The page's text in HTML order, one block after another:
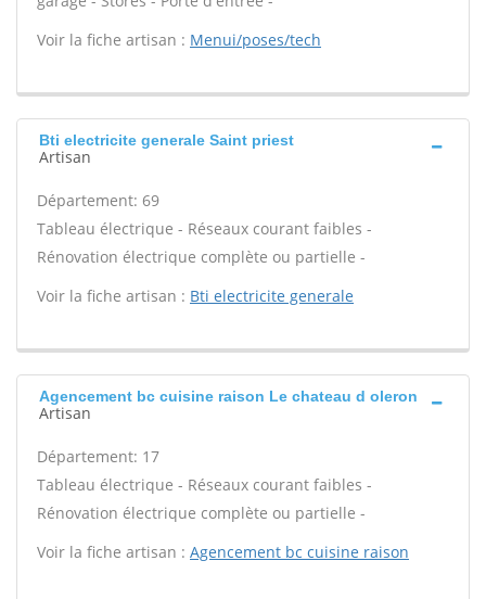
Voir la fiche artisan : Menui/poses/tech
Bti electricite generale Saint priest
Artisan
Département: 69
Tableau électrique - Réseaux courant faibles -
Rénovation électrique complète ou partielle -
Voir la fiche artisan : Bti electricite generale
Agencement bc cuisine raison Le chateau d oleron
Artisan
Département: 17
Tableau électrique - Réseaux courant faibles -
Rénovation électrique complète ou partielle -
Voir la fiche artisan : Agencement bc cuisine raison